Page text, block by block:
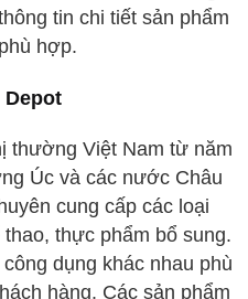
tin chi tiết sản phẩm
hợp.
thường Việt Nam từ năm
Úc và các nước Châu
cung cấp các loại
thực phẩm bổ sung.
dụng khác nhau phù
hàng. Các sản phẩm